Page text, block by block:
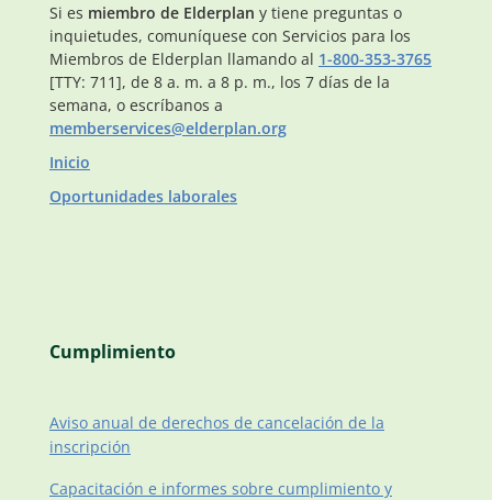
Si es miembro de Elderplan y tiene preguntas o
inquietudes, comuníquese con Servicios para los
Miembros de Elderplan llamando al 1-800-353-3765
[TTY: 711], de 8 a. m. a 8 p. m., los 7 días de la
semana, o escríbanos a
memberservices@elderplan.org
Inicio
Oportunidades laborales
Cumplimiento
Aviso anual de derechos de cancelación de la
inscripción
Capacitación e informes sobre cumplimiento y